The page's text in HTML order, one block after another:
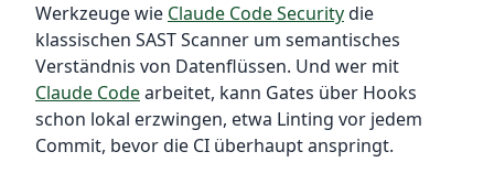
Werkzeuge wie Claude Code Securitydie
klassischen SAST Scanner um semantisches
Verständnis von Datenflüssen. Und wer mit
Claude Codearbeitet, kann Gates über Hooks
schon lokal erzwingen, etwa Linting vor jedem
Commit, bevor die CI überhaupt anspringt.